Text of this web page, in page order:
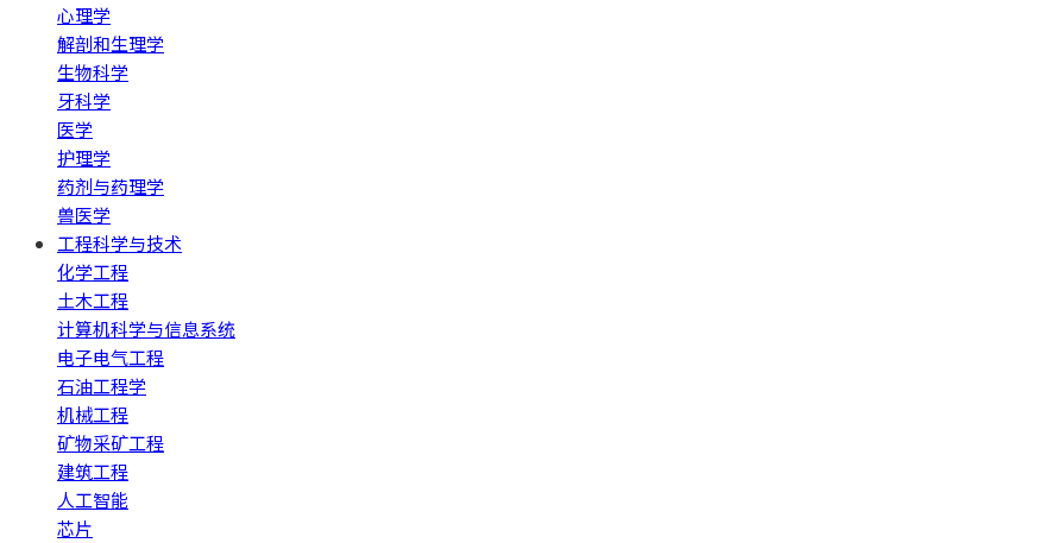
心理学
解剖和生理学
生物科学
牙科学
医学
护理学
药剂与药理学
兽医学
工程科学与技术
化学工程
土木工程
计算机科学与信息系统
电子电气工程
石油工程学
机械工程
矿物采矿工程
建筑工程
人工智能
芯片